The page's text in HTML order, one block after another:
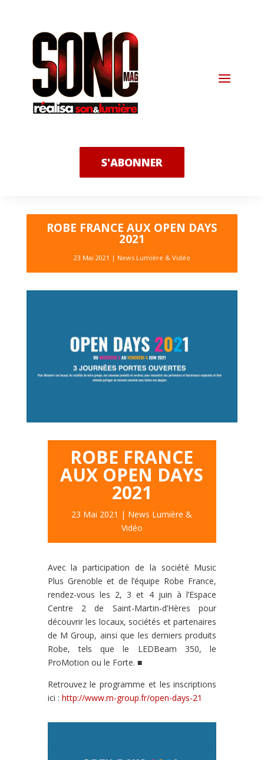
S'ABONNER
ROBE FRANCE AUX OPEN DAYS
2021
23 Mai 2021 | News Lumière & Vidéo
ROBE FRANCE
AUX OPEN DAYS
2021
23 Mai 2021 | News Lumière &
Vidéo
Avec la participation de la société Music
Plus Grenoble et de l’équipe Robe France,
rendez-vous les 2, 3 et 4 juin àl’Espace
Centre 2 de Saint-Martin-d’Hèrespour
découvrir les locaux, sociétés et partenaires
de M Group, ainsi que les derniers produits
Robe, tels que le LEDBeam 350, le
ProMotion ou le Forte. ■
Retrouvez leprogramme et les inscriptions
ici : http://www.m-group.fr/open-days-21